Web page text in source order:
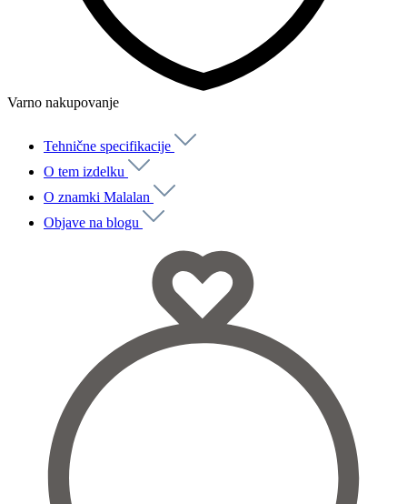
Varno nakupovanje
Tehnične specifikacije
O tem izdelku
O znamki Malalan
Objave na blogu